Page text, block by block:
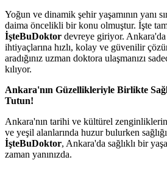
Yoğun ve dinamik şehir yaşamının yanı
daima öncelikli bir konu olmuştur. İşte
İşteBuDoktor devreye giriyor. Ankara'da
ihtiyaçlarına hızlı, kolay ve güvenilir
aradığınız uzman doktora ulaşmanızı
kılıyor.
Ankara'nın Güzellikleriyle Birlikte
Tutun!
Ankara'nın tarihi ve kültürel
ve yeşil alanlarında huzur bulurken
İşteBuDoktor, Ankara'da sağlıklı bir
zaman yanınızda.